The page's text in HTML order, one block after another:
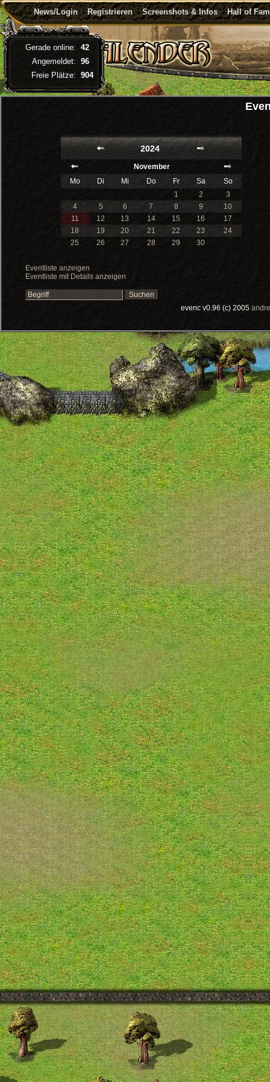
News/Login Registrieren Screenshots & Infos Hall of
2024
November
Mo
Di Mi Do Fr Sa
So
1
2
3
4
5 6 7 8 9
10
11
12 13 14 15 16
17
18
19 20 21 22 23
24
25
26 27 28 29 30
Eventliste anzeigen
Eventliste mit Details anzeigen
evenc v0.96 (c) 2005
Gerade online: 42
Angemeldet: 96
Freie Plätze: 904